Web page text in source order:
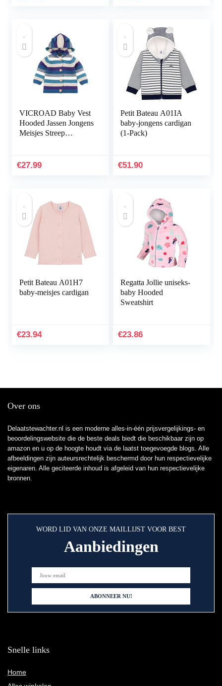
VICROAD Baby Vest
Hooded Jassen Jongens
Meisjes Streep
€27.99
Petit Bateau A01IA
baby-jongens cardigan
(1-Pack)
€51.90
Petit Bateau A01H7
baby-meisjes cardigan
€23.94
Regatta Jollie uniseks-
baby Hooded
Sweatshirt
€23.86
Over ons
Delaatstewachter.nl is een moderne alles-in-één prijsvergelijkings- en
beoordelingswebsite die de beste deals biedt die beschikbaar zijn op
amazon en u op de hoogte houdt via de laatst toegevoegde blogs. Alle
afbeeldingen zijn auteursrechtelijk beschermd door hun respectievelijke
eigenaren. Alle geciteerde inhoud is afgeleid van hun respectievelijke
bronnen.
WORD LID VAN ONZE MAILLIJST VOOR BEST
Aanbiedingen
Snelle links
Home